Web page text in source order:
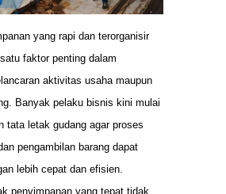
yang rapi dan terorganisir
faktor penting dalam
aktivitas usaha maupun
Banyak pelaku bisnis kini mulai
tata letak gudang agar proses
pengambilan barang dapat
lebih cepat dan efisien.
penyimpanan yang tepat tidak